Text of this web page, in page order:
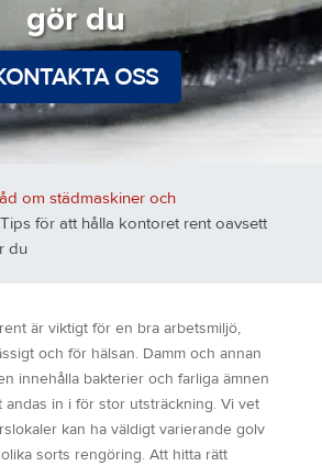
gör du
OSS
om städmaskiner och
Tips för att hålla kontoret rent oavsett
du
är viktigt för en bra arbetsmiljö,
och för hälsan. Damm och annan
innehålla bakterier och farliga ämnen
andas in i för stor utsträckning. Vi vet
kan ha väldigt varierande golv
sorts rengöring. Att hitta rätt